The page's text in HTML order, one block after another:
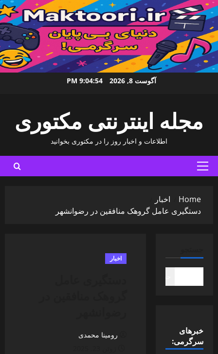
آگوست 8, 2026 9:04:55 PM
مجله اینترنتی مکتوری
اطلاعات و اخبار روز را در مکتوری بخوانید
Primary
Home
اخبار
دستگیری عامل گروهک منافقین در رضوانشهر
اخبار
رومینا محمدی
خبرهای
سرگرمی: